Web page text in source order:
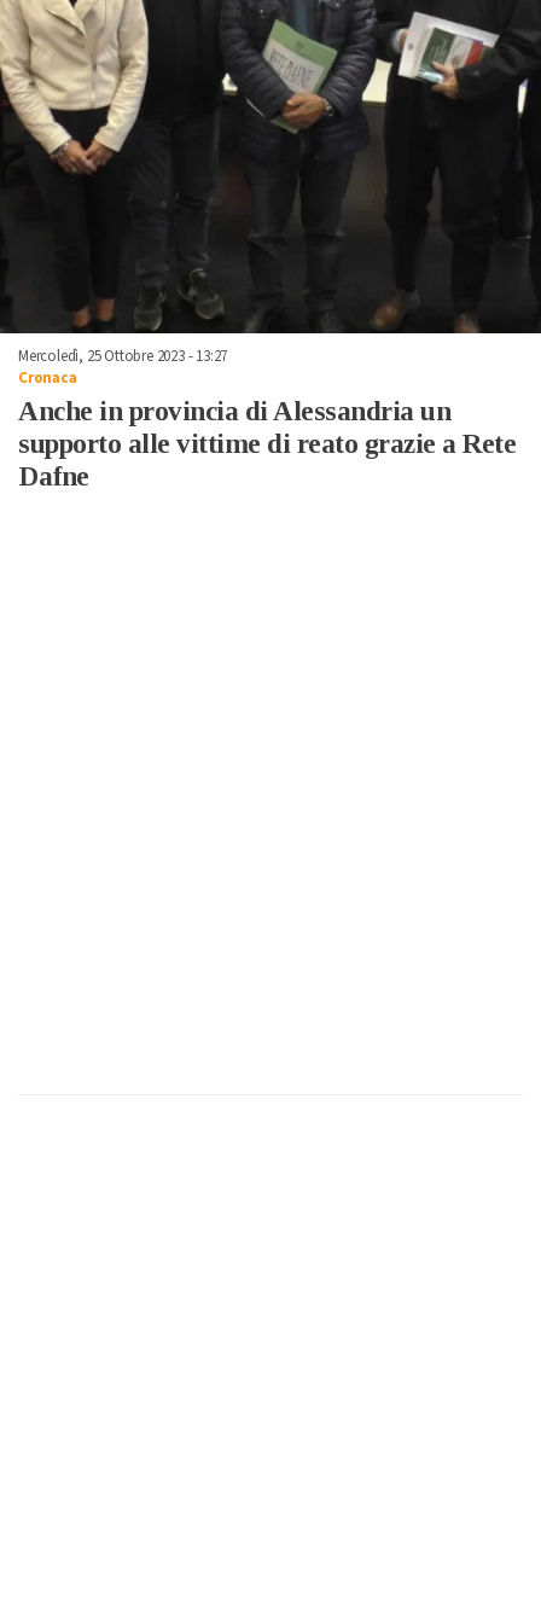
Mercoledì, 25 Ottobre 2023 - 13:27
Cronaca
Anche in provincia di Alessandria un
supporto alle vittime di reato grazie a Rete
Dafne